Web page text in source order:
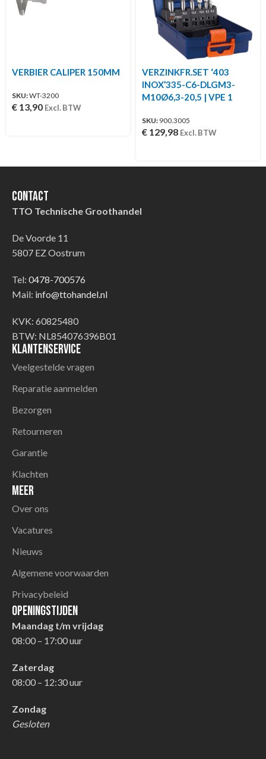
VERBIER CALIPER 150MM
SKU:WT-3200
€ 13,90 Excl. BTW
VERZINKFR.SET ‘403
INOX’335-C6-DLGM3-
M10Ø6,3-20,5 | VPE 1
SKU: 900.3005
€ 129,98 Excl. BTW
Contact
TTO Technische Groothandel
De Voorde 11
5807 EZ Oostrum
Tel: 0478-700576
Mail: info@ttohandel.nl
KVK: 60825480
BTW: NL854076396B01
Klantenservice
Veelgestelde vragen
Reparatie aanmelden
Bezorgen
Retourneren
Garantie
Klachten
Meer
Over ons
Vacatures
Nieuws
Algemene voorwaarden
Privacybeleid
Openingstijden
Maandag t/m vrijdag
08:00 – 17:00 uur
Zaterdag
08:00 – 12:30 uur
Zondag
Gesloten